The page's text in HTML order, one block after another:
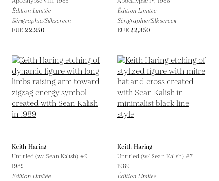
Édition Limitée
Sérigraphie/Silkscreen
EUR 22,350
Édition Limitée
Sérigraphie/Silkscreen
EUR 22,350
Keith Haring
Untitled (w/ Sean Kalish) #9,
1989
Édition Limitée
Keith Haring
Untitled (w/ Sean Kalish) #7,
1989
Édition Limitée